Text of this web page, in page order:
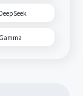
DeepSeek
Gamma